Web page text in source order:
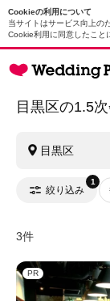
Cookieの利用について
当サイトはサービス向上の
Cookie利用に同意したこと
目黒区の1.5
目黒区
絞り込み
1
3件
PR